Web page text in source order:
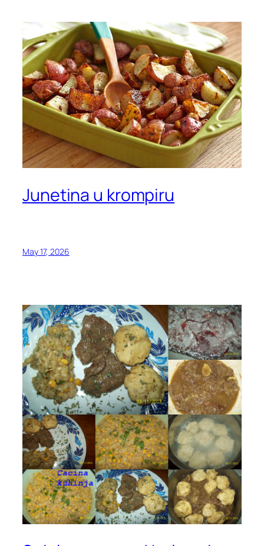
Junetina u krompiru
May 17, 2026